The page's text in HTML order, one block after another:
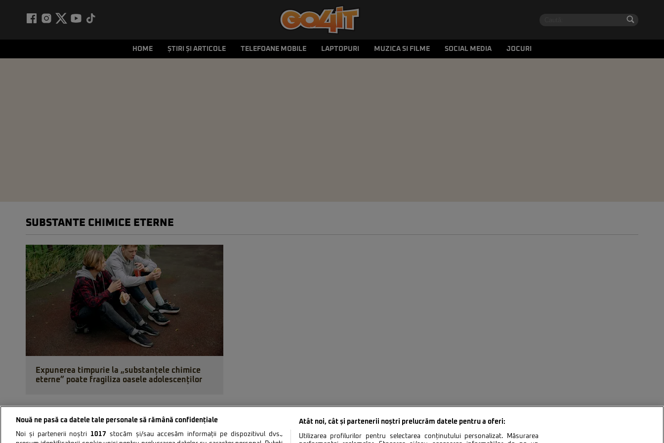
HOME ȘTIRI ȘI ARTICOLE TELEFOANE MOBILE LAPTOPURI MUZICA SI FILME SOCIAL MEDIA JOCURI
SUBSTANTE CHIMICE ETERNE
Expunerea timpurie la „substanțele chimice
eterne” poate fragiliza oasele adolescenților
Nouă ne pasă ca datele tale personale să rămână confidențiale
Noi și partenerii noștri 1017 stocăm și/sau accesăm informații pe dispozitivul dvs.,
Atât noi, cât și partenerii noștri prelucrăm datele pentru a oferi:
Utilizarea profilurilor pentru selectarea conținutului personalizat. Măsurarea